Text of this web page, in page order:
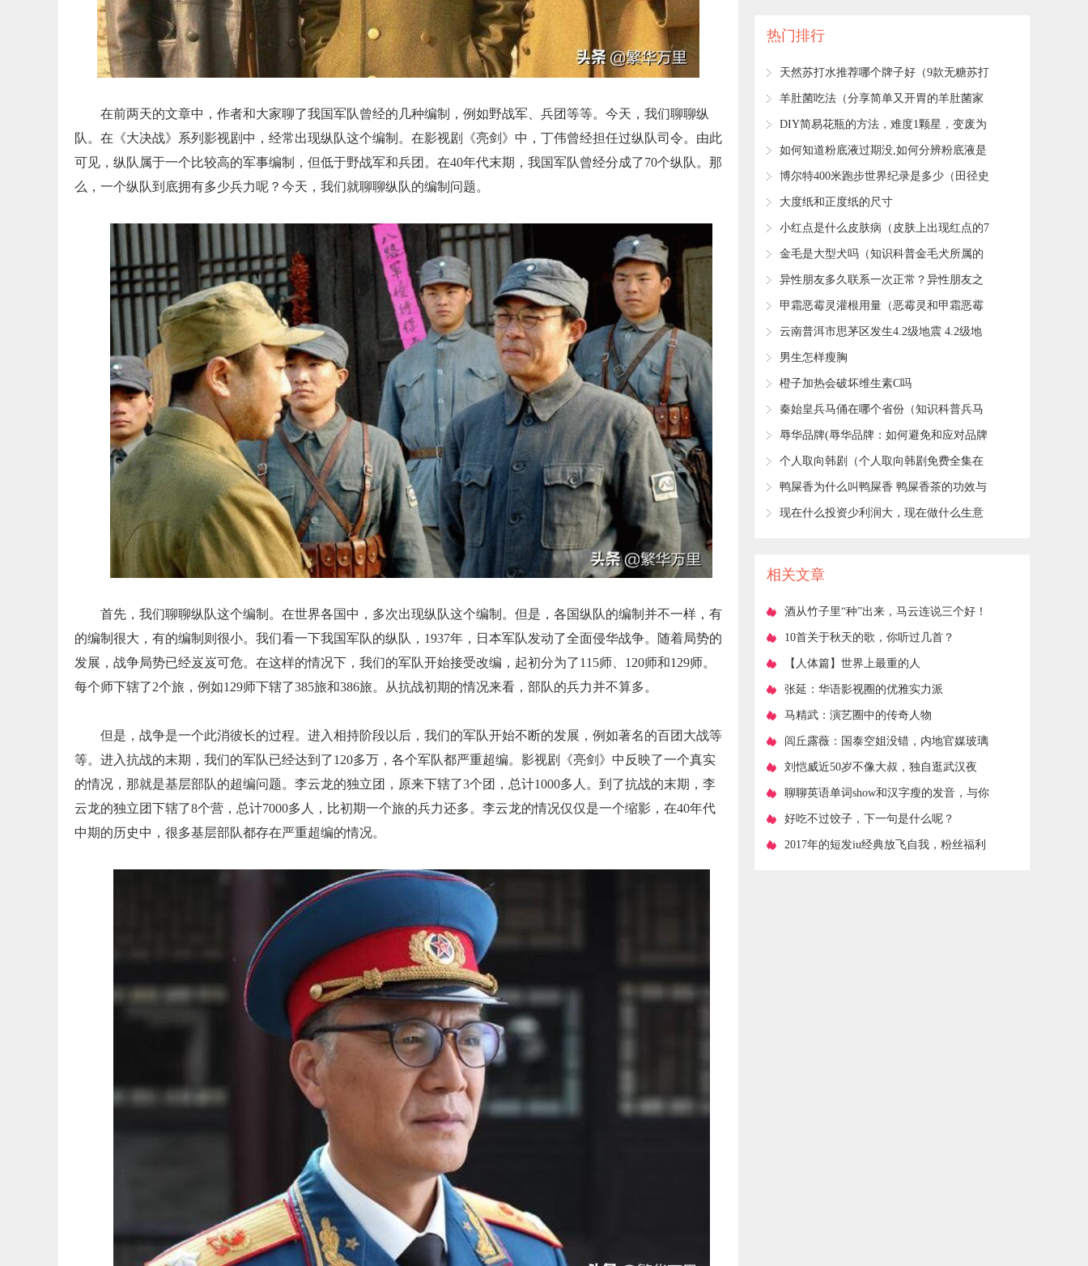
在前两天的文章中，作者和大家聊了我国军队曾经的几种编制，例如野战军、兵团等等。今天，我们聊聊纵
队。在《大决战》系列影视剧中，经常出现纵队这个编制。在影视剧《亮剑》中，丁伟曾经担任过纵队司令。由此
可见，纵队属于一个比较高的军事编制，但低于野战军和兵团。在40年代末期，我国军队曾经分成了70个纵队。那
么，一个纵队到底拥有多少兵力呢？今天，我们就聊聊纵队的编制问题。
首先，我们聊聊纵队这个编制。在世界各国中，多次出现纵队这个编制。但是，各国纵队的编制并不一样，有
的编制很大，有的编制则很小。我们看一下我国军队的纵队，1937年，日本军队发动了全面侵华战争。随着局势的
发展，战争局势已经岌岌可危。在这样的情况下，我们的军队开始接受改编，起初分为了115师、120师和129师。
每个师下辖了2个旅，例如129师下辖了385旅和386旅。从抗战初期的情况来看，部队的兵力并不算多。
但是，战争是一个此消彼长的过程。进入相持阶段以后，我们的军队开始不断的发展，例如著名的百团大战等
等。进入抗战的末期，我们的军队已经达到了120多万，各个军队都严重超编。影视剧《亮剑》中反映了一个真实
的情况，那就是基层部队的超编问题。李云龙的独立团，原来下辖了3个团，总计1000多人。到了抗战的末期，李
云龙的独立团下辖了8个营，总计7000多人，比初期一个旅的兵力还多。李云龙的情况仅仅是一个缩影，在40年代
中期的历史中，很多基层部队都存在严重超编的情况。
热门排行
​天然苏打水推荐哪个牌子好（9款无糖苏打
水评测）
​羊肚菌吃法（分享简单又开胃的羊肚菌家
常吃法）
​DIY简易花瓶的方法，难度1颗星，变废为
宝的小妙招！
​如何知道粉底液过期没,如何分辨粉底液是
否过期
​博尔特400米跑步世界纪录是多少（田径史
上世界纪录的七次飞跃）
​大度纸和正度纸的尺寸
​小红点是什么皮肤病（皮肤上出现红点的7
个病因）
​金毛是大型犬吗（知识科普金毛犬所属的
类型）
​异性朋友多久联系一次正常？异性朋友之
间到底有没有纯友谊？
​甲霜恶霉灵灌根用量（恶霉灵和甲霜恶霉
灵灌根哪个好）
​云南普洱市思茅区发生4.2级地震 4.2级地
震破坏力如何？
​男生怎样瘦胸
​橙子加热会破坏维生素C吗
​秦始皇兵马俑在哪个省份（知识科普兵马
俑的地理位置）
​辱华品牌(辱华品牌：如何避免和应对品牌
辱华事件)
​个人取向韩剧（个人取向韩剧免费全集在
线观看）
​鸭屎香为什么叫鸭屎香 鸭屎香茶的功效与
作用
​现在什么投资少利润大，现在做什么生意
相关文章
​酒从竹子里“种”出来，马云连说三个好！
​10首关于秋天的歌，你听过几首？
​【人体篇】世界上最重的人
​张延：华语影视圈的优雅实力派
​马精武：演艺圈中的传奇人物
​闾丘露薇：国泰空姐没错，内地官媒玻璃
心伤害两岸感情
​刘恺威近50岁不像大叔，独自逛武汉夜
市，吃路边摊
​聊聊英语单词show和汉字瘦的发音，与你
一起消磨休闲时光
​好吃不过饺子，下一句是什么呢？
​2017年的短发iu经典放飞自我，粉丝福利